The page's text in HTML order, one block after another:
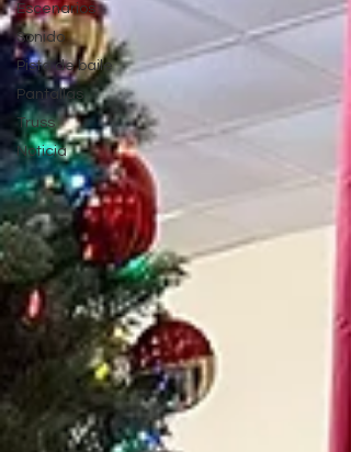
Escenarios
Sonido
Pista de baile
Pantallas
Truss
Noticia